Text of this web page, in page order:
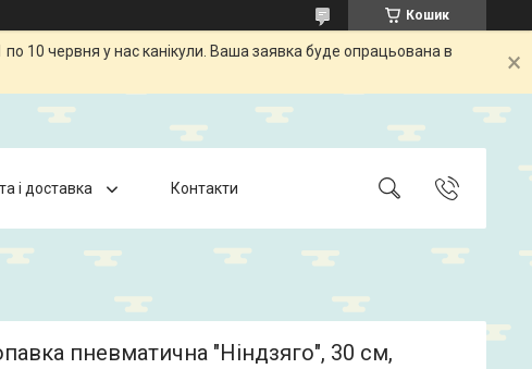
Кошик
10 червня у нас канікули. Ваша заявка буде опрацьована в
і доставка Контакти
пневматична "Ніндзяго", 30 см,